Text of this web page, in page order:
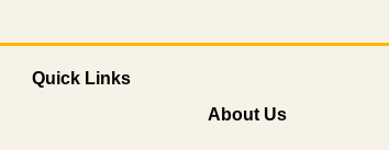
Quick Links
About Us